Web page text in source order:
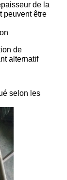
de la
peuvent être
de
alternatif
selon les